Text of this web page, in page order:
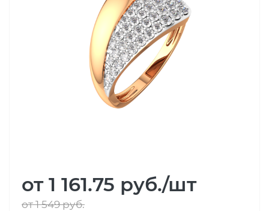
от 1 161.75 руб./шт
от 1 549руб.